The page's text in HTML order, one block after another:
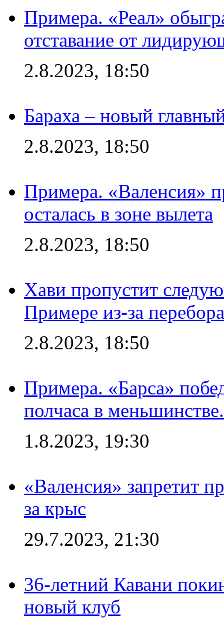
Примера. «Реал»
отставание от
2.8.2023, 18:50
Бараха – новый
2.8.2023, 18:50
Примера. «Валенсия»
осталась в зоне вылета
2.8.2023, 18:50
Хави пропустит
Примере из-за
2.8.2023, 18:50
Примера. «Барса»
полчаса в
1.8.2023, 19:30
«Валенсия» запретит
за крыс
29.7.2023, 21:30
36-летний Кавани
новый клуб